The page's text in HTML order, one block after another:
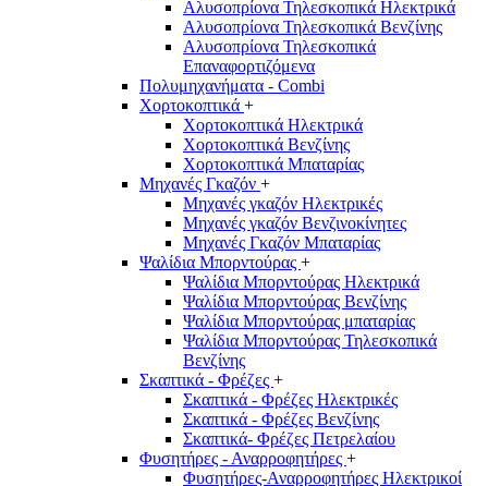
Αλυσοπρίονα Τηλεσκοπικά Ηλεκτρικά
Αλυσοπρίονα Τηλεσκοπικά Βενζίνης
Αλυσοπρίονα Τηλεσκοπικά
Επαναφορτιζόμενα
Πολυμηχανήματα - Combi
Χορτοκοπτικά +
Χορτοκοπτικά Ηλεκτρικά
Χορτοκοπτικά Βενζίνης
Χορτοκοπτικά Μπαταρίας
Μηχανές Γκαζόν +
Μηχανές γκαζόν Ηλεκτρικές
Μηχανές γκαζόν Βενζινοκίνητες
Μηχανές Γκαζόν Μπαταρίας
Ψαλίδια Μπορντούρας +
Ψαλίδια Μπορντούρας Hλεκτρικά
Ψαλίδια Μπορντούρας Βενζίνης
Ψαλίδια Μπορντούρας μπαταρίας
Ψαλίδια Μπορντούρας Τηλεσκοπικά
Βενζίνης
Σκαπτικά - Φρέζες +
Σκαπτικά - Φρέζες Ηλεκτρικές
Σκαπτικά - Φρέζες Βενζίνης
Σκαπτικά- Φρέζες Πετρελαίου
Φυσητήρες - Αναρροφητήρες +
Φυσητήρες-Αναρροφητήρες Ηλεκτρικοί